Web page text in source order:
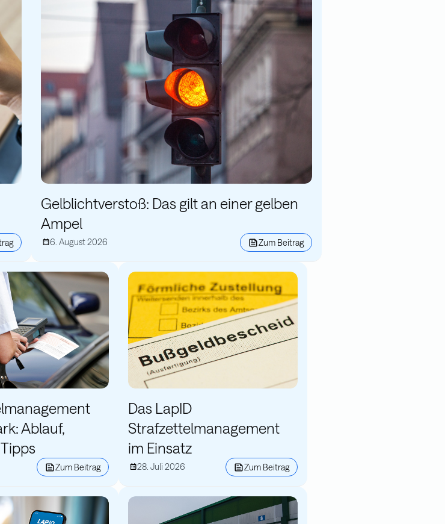
Gelblichtverstoß: Das gilt an einer gelben
Ampel
6. August 2026 Zum Beitrag
Ablauf,
Zum Beitrag
Das LapID
Strafzettelmanagement
im Einsatz
28. Juli 2026 Zum Beitrag